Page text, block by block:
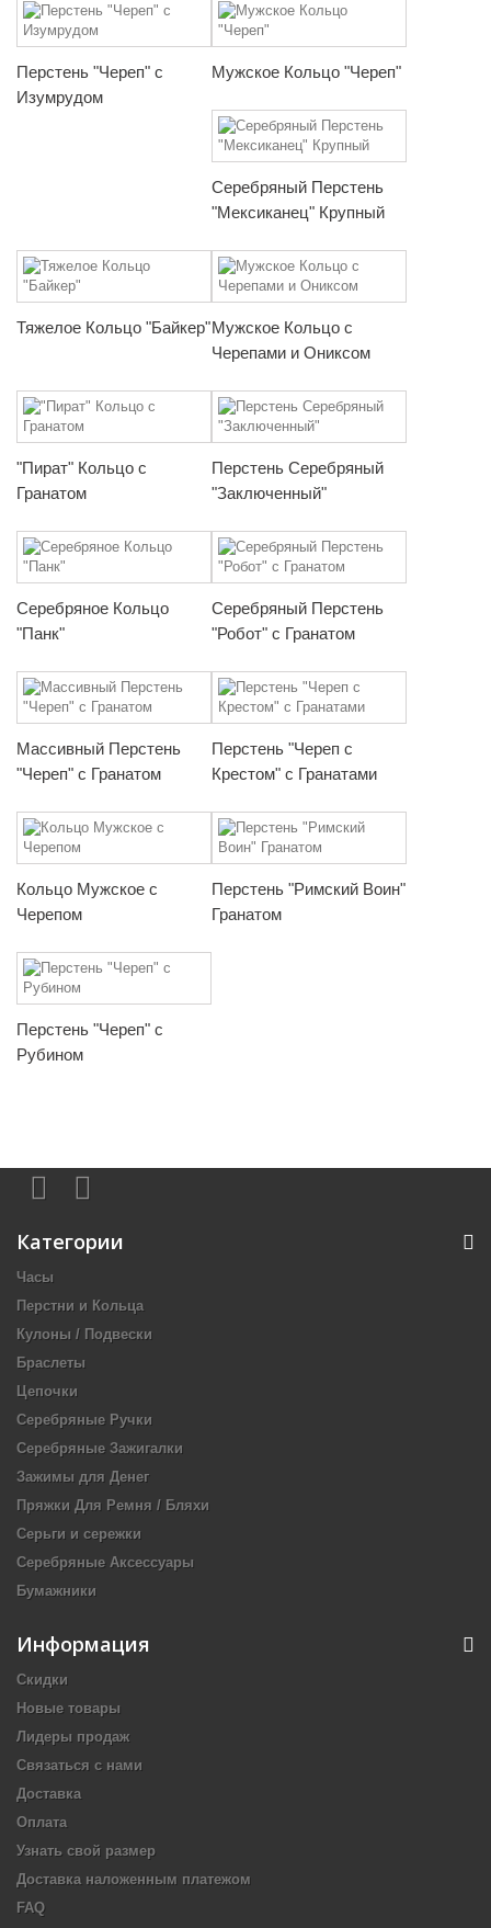
Перстень "Череп" с
Изумрудом
Мужское Кольцо "Череп"
Серебряный Перстень
"Мексиканец" Крупный
Тяжелое Кольцо "Байкер"Мужское Кольцо с
Черепами и Ониксом
"Пират" Кольцо с
Гранатом
Перстень Серебряный
"Заключенный"
Серебряное Кольцо
"Панк"
Серебряный Перстень
"Робот" с Гранатом
Массивный Перстень
"Череп" с Гранатом
Перстень "Череп с
Крестом" с Гранатами
Кольцо Мужское с
Черепом
Перстень "Римский Воин"
Гранатом
Перстень "Череп" с
Рубином
Категории
Часы
Перстни и Кольца
Кулоны / Подвески
Браслеты
Цепочки
Серебряные Ручки
Серебряные Зажигалки
Зажимы для Денег
Пряжки Для Ремня / Бляхи
Серьги и сережки
Серебряные Аксессуары
Бумажники
Информация
Скидки
Новые товары
Лидеры продаж
Связаться с нами
Доставка
Оплата
Узнать свой размер
Доставка наложенным платежом
FAQ